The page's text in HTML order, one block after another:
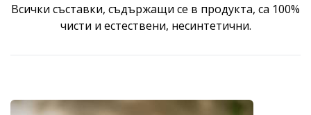
Всички съставки, съдържащи се в продукта, са 100%
чисти и естествени, несинтетични.